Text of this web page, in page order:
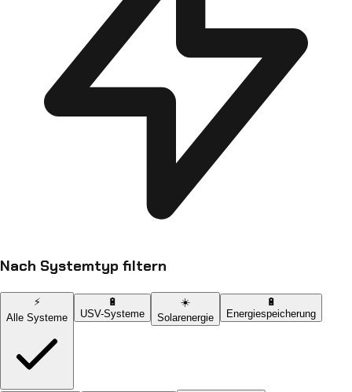
Nach Systemtyp filtern
⚡
Alle Systeme
🔋
USV-Systeme
☀️
Solarenergie
🔋
Energiespeicherung